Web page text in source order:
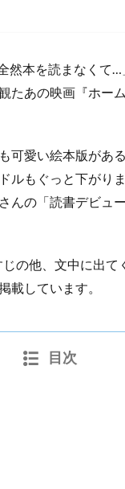
然本を読まなくて
たあの映画『ホー
可愛い絵本版があ
ルもぐっと下がり
んの「読書デビュ
の他、文中に出
載しています。
目次